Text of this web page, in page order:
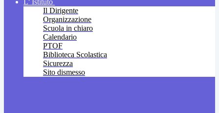
L' Istituto
Il Dirigente
Organizzazione
Scuola in chiaro
Calendario
PTOF
Biblioteca Scolastica
Sicurezza
Sito dismesso